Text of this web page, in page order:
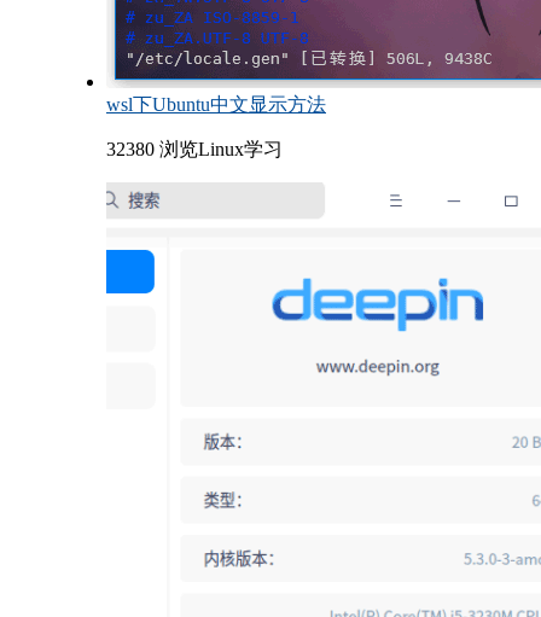
wsl下Ubuntu中文显示方法
32380 浏览Linux学习